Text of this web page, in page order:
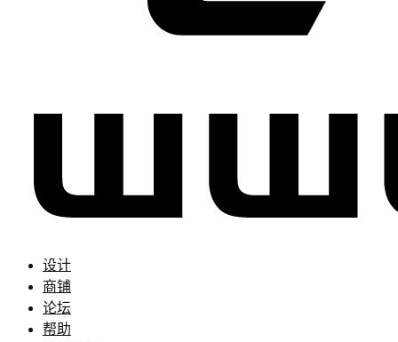
设计
商铺
论坛
帮助